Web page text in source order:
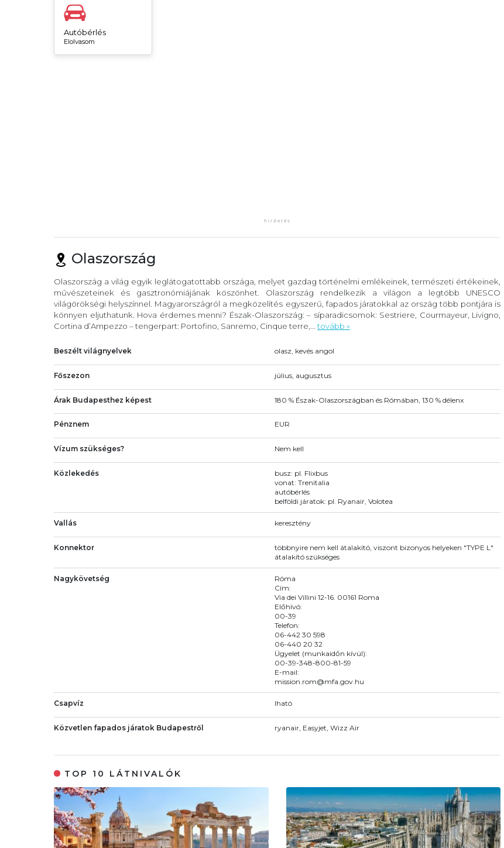
Autóbérlés
Elolvasom
Olaszország
Olaszország a világ egyik leglátogatottabb országa, melyet gazdag történelmi emlékeinek, természeti értékeinek,
művészeteinek és gasztronómiájának köszönhet. Olaszország rendelkezik a világon a legtöbb UNESCO
világörökségi helyszínnel. Magyarországról a megközelítés egyszerű, fapados járatokkal az ország több pontjára is
könnyen eljuthatunk. Hova érdemes menni? Észak-Olaszország: – síparadicsomok: Sestriere, Courmayeur, Livigno,
Cortina d’Ampezzo – tengerpart: Portofino, Sanremo, Cinque terre,... tovább »
Beszélt világnyelvek olasz, kevés angol
Főszezon július, augusztus
Árak Budapesthez képest 180 % Észak-Olaszországban és Rómában, 130 % délenx
Pénznem EUR
Vízum szükséges? Nem kell
Közlekedés
busz: pl. Flixbus
vonat: Trenitalia
autóbérlés
belföldi járatok: pl. Ryanair, Volotea
Vallás keresztény
Konnektor
többnyire nem kell átalakító, viszont bizonyos helyeken "TYPE L"
átalakító szükséges
Nagykövetség
Róma
Cím:
Via dei Villini 12-16. 00161 Roma
Előhívó:
00-39
Telefon:
06-442 30 598
06-440 20 32
Ügyelet (munkaidőn kívül):
00-39-348-800-81-59
E-mail:
mission.rom@mfa.gov.hu
Csapvíz Iható
Közvetlen fapados járatok Budapestről ryanair, Easyjet, Wizz Air
TOP 10 LÁTNIVALÓK